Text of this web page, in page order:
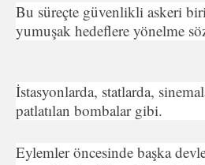
Bu süreçte güvenlikli askeri
yumuşak hedeflere yönelme
İstasyonlarda, statlarda,
patlatılan bombalar gibi.
Eylemler öncesinde başka